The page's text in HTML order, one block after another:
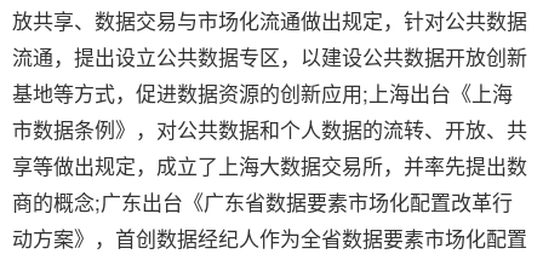
放共享、数据交易与市场化流通做出规定，针对公共数据
流通，提出设立公共数据专区，以建设公共数据开放创新
基地等方式，促进数据资源的创新应用;上海出台《上海
市数据条例》，对公共数据和个人数据的流转、开放、共
享等做出规定，成立了上海大数据交易所，并率先提出数
商的概念;广东出台《广东省数据要素市场化配置改革行
动方案》，首创数据经纪人作为全省数据要素市场化配置